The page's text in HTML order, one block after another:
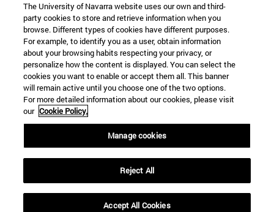
The University of Navarra website uses our own and third-
party cookies to store and retrieve information when you
browse. Different types of cookies have different purposes.
For example, to identify you as a user, obtain information
about your browsing habits respecting your privacy, or
personalize how the content is displayed. You can select the
cookies you want to enable or accept them all. This banner
will remain active until you choose one of the two options.
For more detailed information about our cookies, please visit
our Cookie Policy.
Manage cookies
Reject All
Accept All Cookies